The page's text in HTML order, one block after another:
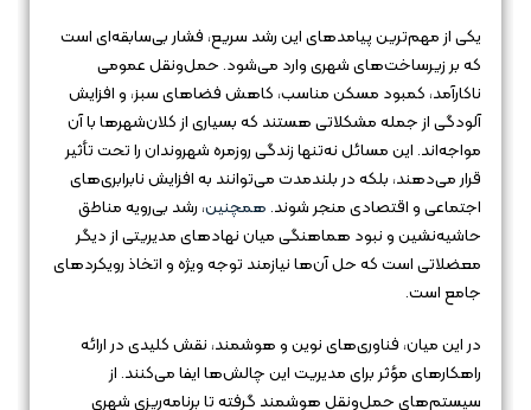
یکی از مهم‌ترین پیامدهای این رشد سریع، فشار بی‌سابقه‌ای است
که بر زیرساخت‌های شهری وارد می‌شود. حمل‌ونقل عمومی
ناکارآمد، کمبود مسکن مناسب، کاهش فضاهای سبز، و افزایش
آلودگی از جمله مشکلاتی هستند که بسیاری از کلان‌شهرها با آن
مواجه‌اند. این مسائل نه‌تنها زندگی روزمره شهروندان را تحت تأثیر
قرار می‌دهند، بلکه در بلندمدت می‌توانند به افزایش نابرابری‌های
اجتماعی و اقتصادی منجر شوند.همچنین، رشد بی‌رویه مناطق
حاشیه‌نشین و نبود هماهنگی میان نهادهای مدیریتی از دیگر
معضلاتی است که حل آن‌ها نیازمند توجه ویژه و اتخاذ رویکردهای
جامع است.
در این میان، فناوری‌های نوین و هوشمند، نقش کلیدی در ارائه
راهکارهای مؤثر برای مدیریت این چالش‌ها ایفا می‌کنند. از
سیستم‌های حمل‌ونقل هوشمند گرفته تا برنامه‌ریزی شهری